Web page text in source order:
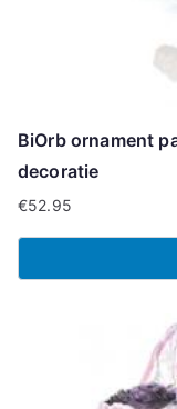
BiOrb ornament
decoratie
€52.95